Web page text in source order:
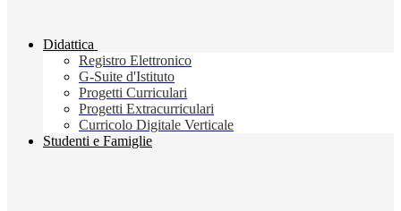
Didattica
Registro Elettronico
G-Suite d'Istituto
Progetti Curriculari
Progetti Extracurriculari
Curricolo Digitale Verticale
Studenti e Famiglie